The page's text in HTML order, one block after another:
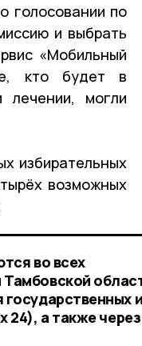
голосовании по
и выбрать
«Мобильный
кто будет в
могли
избирательных
возможных
во всех
24), а также через